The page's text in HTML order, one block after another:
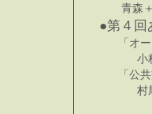
青森
●第４回
「オー
小林
「公共
村尾